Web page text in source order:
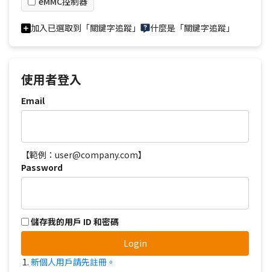
加入已選取到「關鍵字追蹤」 什麼是「關鍵字追蹤」
使用者登入
Email
【範例：user@company.com】
Password
儲存我的用戶 ID 和密碼
Login
新個人用戶請先註冊。